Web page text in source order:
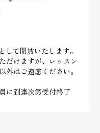
して開放いたします。
だけますが、レッスン
外はご遠慮ください。
到達次第受付終了